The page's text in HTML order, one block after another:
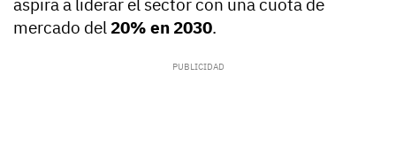
aspira a liderar el sector con una cuota de
mercado del 20% en 2030.